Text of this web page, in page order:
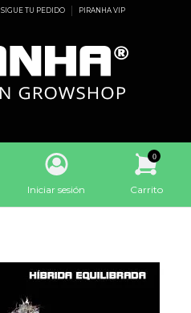
SIGUE TU PEDIDO PIRANHA VIP
Iniciar sesión
0
Carrito